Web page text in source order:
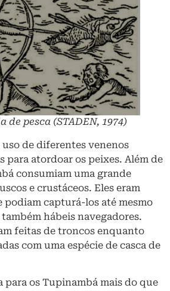
de pesca (STADEN, 1974)
de diferentes venenos
para atordoar os peixes. Além de
consumiam uma grande
e crustáceos. Eles eram
podiam capturá-los até mesmo
também hábeis navegadores.
feitas de troncos enquanto
com uma espécie de casca de
para os Tupinambá mais do que